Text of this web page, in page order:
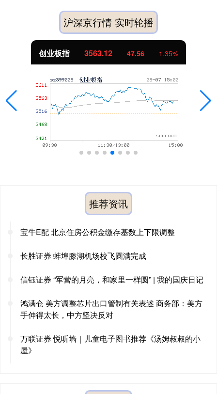
沪深京行情 实时轮播
创业板指 3563.12 47.56 1.35%
推荐资讯
宝牛E配 北京住房公积金缴存基数上下限调整
长胜证券 蚌埠滕湖机场校飞圆满完成
信钰证券 “军营的月亮，和家里一样圆” | 我的国庆日记
鸿满仓 美方调整芯片出口管制有关表述 商务部：美方
手伸得太长，中方坚决反对
万联证券 悦听墙｜儿童电子图书推荐《汤姆叔叔的小
屋》